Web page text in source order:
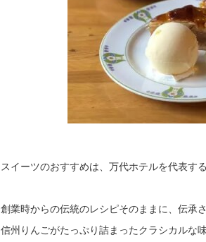
スイーツのおすすめは、万代ホテルを代表す
創業時からの伝統のレシピそのままに、伝承さ
信州りんごがたっぷり詰まったクラシカルな味